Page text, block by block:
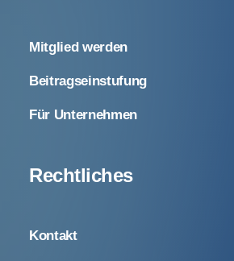
Mitglied werden
Beitragseinstufung
Für Unternehmen
Rechtliches
Kontakt